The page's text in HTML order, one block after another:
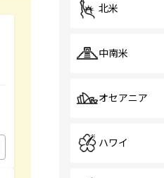
北米
中南米
オセアニア
ハワイ